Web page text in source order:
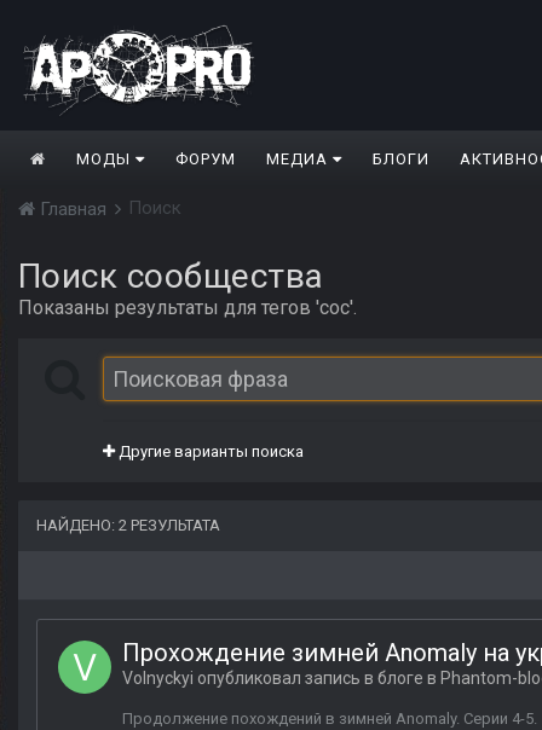
МОДЫ ФОРУМ МЕДИА БЛОГИ
Главная Поиск
Поиск сообщества
Показаны результаты для тегов 'сос'.
Другие варианты поиска
НАЙДЕНО: 2 РЕЗУЛЬТАТА
Прохождение зимней Anomaly на
Volnyckyi опубликовал запись в блоге в Phantom-
Продолжение похождений в зимней Anomaly. Серии 4-